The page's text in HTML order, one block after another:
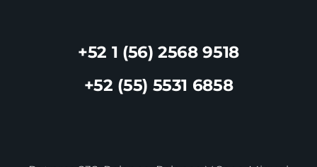
+52 1 (56) 2568 9518
+52 (55) 5531 6858